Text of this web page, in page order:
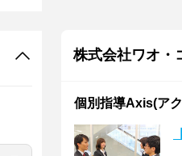
株式会社ワオ・
個別指導Axis(ア